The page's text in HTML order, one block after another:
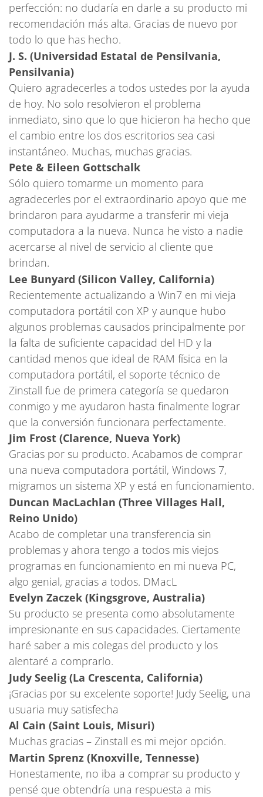
perfección: no dudaría en darle a su producto mi
recomendación más alta. Gracias de nuevo por
todo lo que has hecho.
J. S. (Universidad Estatal de Pensilvania,
Pensilvania)
Quiero agradecerles a todos ustedes por la ayuda
de hoy. No solo resolvieron el problema
inmediato, sino que lo que hicieron ha hecho que
el cambio entre los dos escritorios sea casi
instantáneo. Muchas, muchas gracias.
Pete & Eileen Gottschalk
Sólo quiero tomarme un momento para
agradecerles por el extraordinario apoyo que me
brindaron para ayudarme a transferir mi vieja
computadora a la nueva. Nunca he visto a nadie
acercarse al nivel de servicio al cliente que
brindan.
Lee Bunyard (Silicon Valley, California)
Recientemente actualizando a Win7 en mi vieja
computadora portátil con XP y aunque hubo
algunos problemas causados principalmente por
la falta de suficiente capacidad del HD y la
cantidad menos que ideal de RAM física en la
computadora portátil, el soporte técnico de
Zinstall fue de primera categoría se quedaron
conmigo y me ayudaron hasta finalmente lograr
que la conversión funcionara perfectamente.
Jim Frost (Clarence, Nueva York)
Gracias por su producto. Acabamos de comprar
una nueva computadora portátil, Windows 7,
migramos un sistema XP y está en funcionamiento.
Duncan MacLachlan (Three Villages Hall,
Reino Unido)
Acabo de completar una transferencia sin
problemas y ahora tengo a todos mis viejos
programas en funcionamiento en mi nueva PC,
algo genial, gracias a todos. DMacL
Evelyn Zaczek (Kingsgrove, Australia)
Su producto se presenta como absolutamente
impresionante en sus capacidades. Ciertamente
haré saber a mis colegas del producto y los
alentaré a comprarlo.
Judy Seelig (La Crescenta, California)
¡Gracias por su excelente soporte! Judy Seelig, una
usuaria muy satisfecha
Al Cain (Saint Louis, Misuri)
Muchas gracias – Zinstall es mi mejor opción.
Martin Sprenz (Knoxville, Tennesse)
Honestamente, no iba a comprar su producto y
pensé que obtendría una respuesta a mis